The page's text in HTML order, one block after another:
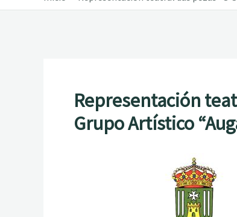
Representación
Grupo Artístico